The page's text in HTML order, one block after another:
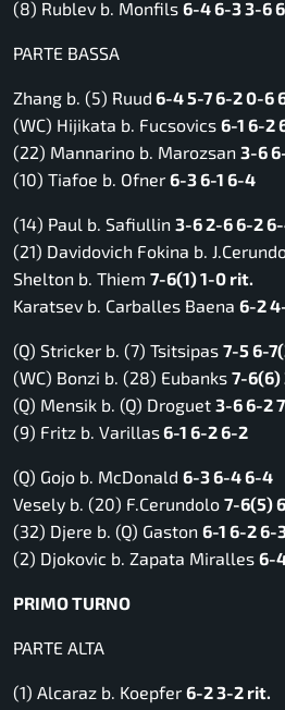
(8) Rublev b. Monfils 6-4 6-3 3-6
PARTE BASSA
Zhang b. (5) Ruud 6-4 5-7 6-2 0-6
(WC) Hijikata b. Fucsovics 6-1 6-2
(22) Mannarino b. Marozsan 3-6
(10) Tiafoe b. Ofner 6-3 6-1 6-4
(14) Paul b. Safiullin 3-6 2-6 6-2
(21) Davidovich Fokina b.
Shelton b. Thiem 7-6(1) 1-0 rit.
Karatsev b. Carballes Baena 6-2
(Q) Stricker b. (7) Tsitsipas 7-5 6-
(WC) Bonzi b. (28) Eubanks 7-6(6)
(Q) Mensik b. (Q) Droguet 3-6 6-2
(9) Fritz b. Varillas6-1 6-2 6-2
(Q) Gojo b. McDonald 6-3 6-4 6-4
Vesely b. (20) F.Cerundolo 7-6(5)
(32) Djere b. (Q) Gaston 6-1 6-2 6-
(2) Djokovic b. Zapata Miralles 6-
PRIMO TURNO
PARTE ALTA
(1) Alcaraz b. Koepfer 6-2 3-2 rit.